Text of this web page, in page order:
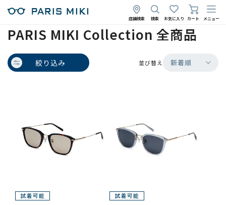
店舗検索 検索 お気に入り カート メニュー
PARIS MIKI Collection 全商品
絞り込み 並び替え 新着順